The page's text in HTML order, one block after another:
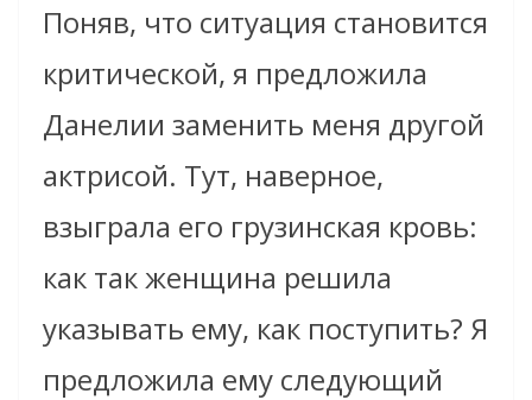
Поняв, что ситуация становится
критической, я предложила
Данелии заменить меня другой
актрисой. Тут, наверное,
взыграла его грузинская кровь:
как так женщина решила
указывать ему, как поступить? Я
предложила ему следующий